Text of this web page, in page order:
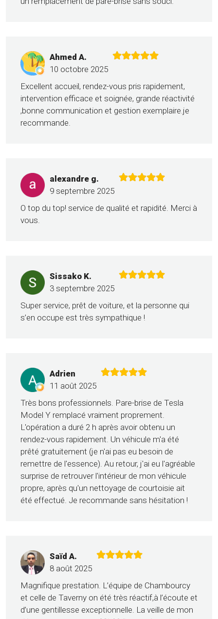
Ahmed A.
10 octobre 2025
Excellent accueil, rendez-vous pris rapidement,
intervention efficace et soignée, grande réactivité
,bonne communication et gestion exemplaire.je
recommande.
alexandre g.
9 septembre 2025
O top du top! service de qualité et rapidité. Merci à
vous.
Sissako K.
3 septembre 2025
Super service, prêt de voiture, et la personne qui
s’en occupe est très sympathique !
Adrien
11 août 2025
Très bons professionnels. Pare-brise de Tesla
Model Y remplacé vraiment proprement.
L'opération a duré 2 h après avoir obtenu un
rendez-vous rapidement. Un véhicule m'a été
prêté gratuitement (je n'ai pas eu besoin de
remettre de l'essence). Au retour, j'ai eu l'agréable
surprise de retrouver l'intérieur de mon véhicule
propre, après qu'un nettoyage de courtoisie ait
été effectué. Je recommande sans hésitation !
Saïd A.
8 août 2025
Magnifique prestation. L’équipe de Chambourcy
et celle de Taverny on été très réactif,à l’écoute et
d’une gentillesse exceptionnelle. La veille de mon